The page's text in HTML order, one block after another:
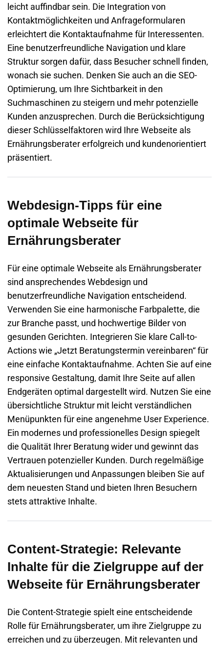
leicht auffindbar sein. Die Integration von
Kontaktmöglichkeiten und Anfrageformularen
erleichtert die Kontaktaufnahme für Interessenten.
Eine benutzerfreundliche Navigation und klare
Struktur sorgen dafür, dass Besucher schnell finden,
wonach sie suchen. Denken Sie auch an die SEO-
Optimierung, um Ihre Sichtbarkeit in den
Suchmaschinen zu steigern und mehr potenzielle
Kunden anzusprechen. Durch die Berücksichtigung
dieser Schlüsselfaktoren wird Ihre Webseite als
Ernährungsberater erfolgreich und kundenorientiert
präsentiert.
Webdesign-Tipps für eine
optimale Webseite für
Ernährungsberater
Für eine optimale Webseite als Ernährungsberater
sind ansprechendes Webdesign und
benutzerfreundliche Navigation entscheidend.
Verwenden Sie eine harmonische Farbpalette, die
zur Branche passt, und hochwertige Bilder von
gesunden Gerichten. Integrieren Sie klare Call-to-
Actions wie „Jetzt Beratungstermin vereinbaren“ für
eine einfache Kontaktaufnahme. Achten Sie auf eine
responsive Gestaltung, damit Ihre Seite auf allen
Endgeräten optimal dargestellt wird. Nutzen Sie eine
übersichtliche Struktur mit leicht verständlichen
Menüpunkten für eine angenehme User Experience.
Ein modernes und professionelles Design spiegelt
die Qualität Ihrer Beratung wider und gewinnt das
Vertrauen potenzieller Kunden. Durch regelmäßige
Aktualisierungen und Anpassungen bleiben Sie auf
dem neuesten Stand und bieten Ihren Besuchern
stets attraktive Inhalte.
Content-Strategie: Relevante
Inhalte für die Zielgruppe auf der
Webseite für Ernährungsberater
Die Content-Strategie spielt eine entscheidende
Rolle für Ernährungsberater, um ihre Zielgruppe zu
erreichen und zu überzeugen. Mit relevanten und